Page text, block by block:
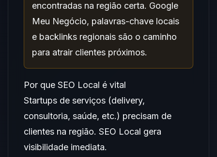
encontradas na região certa. Google
Meu Negócio, palavras-chave locais
e backlinks regionais são o caminho
para atrair clientes próximos.
Por que SEO Local é vital
Startups de serviços (delivery,
consultoria, saúde, etc.) precisam de
clientes na região. SEO Local gera
visibilidade imediata.